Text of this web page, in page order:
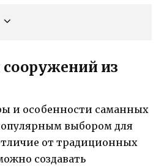
сооружений из
и особенности саманных
выбором для
от традиционных
создавать